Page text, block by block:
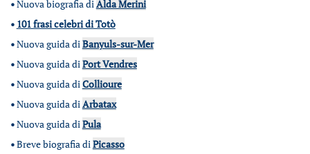
•Nuova biografia diAlda Merini
• 101 frasi celebri di Totò
•Nuova guida diBanyuls-sur-Mer
•Nuova guida diPort Vendres
•Nuova guida diCollioure
•Nuova guida diArbatax
•Nuova guida diPula
•Breve biografia diPicasso